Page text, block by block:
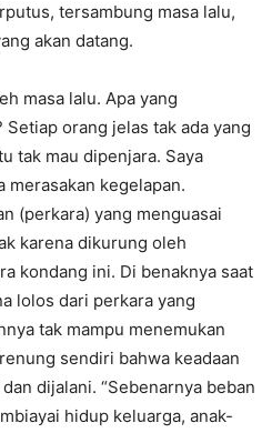
tersambung masa lalu,
akan datang.
masa lalu. Apa yang
orang jelas tak ada yang
tak mau dipenjara. Saya
merasakan kegelapan.
(perkara) yang menguasai
karena dikurung oleh
kondang ini. Di benaknya saat
lolos dari perkara yang
tak mampu menemukan
sendiri bahwa keadaan
dijalani. “Sebenarnya beban
hidup keluarga, anak-